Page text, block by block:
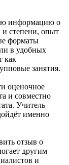
информацию о
степени, опыт
форматы
в удобных
как
занятия.
оценочное
и совместно
Учитель
именно
отзыв о
другим
и